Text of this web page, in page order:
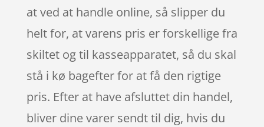
at ved at handle online, så slipper du
helt for, at varens pris er forskellige fra
skiltet og til kasseapparatet, så du skal
stå i kø bagefter for at få den rigtige
pris. Efter at have afsluttet din handel,
bliver dine varer sendt til dig, hvis du